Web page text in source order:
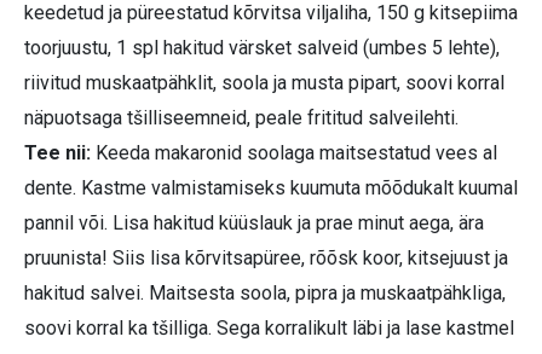
keedetud ja püreestatud kõrvitsa viljaliha, 150 g kitsepiima
toorjuustu, 1 spl hakitud värsket salveid (umbes 5 lehte),
riivitud muskaatpähklit, soola ja musta pipart, soovi korral
näpuotsaga tšilliseemneid, peale frititud salveilehti.
Tee nii: Keeda makaronid soolaga maitsestatud vees al
dente. Kastme valmistamiseks kuumuta mõõdukalt kuumal
pannil või. Lisa hakitud küüslauk ja prae minut aega, ära
pruunista! Siis lisa kõrvitsapüree, rõõsk koor, kitsejuust ja
hakitud salvei. Maitsesta soola, pipra ja muskaatpähkliga,
soovi korral ka tšilliga. Sega korralikult läbi ja lase kastmel